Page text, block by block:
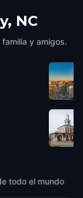
NC
y amigos.
todo el mundo